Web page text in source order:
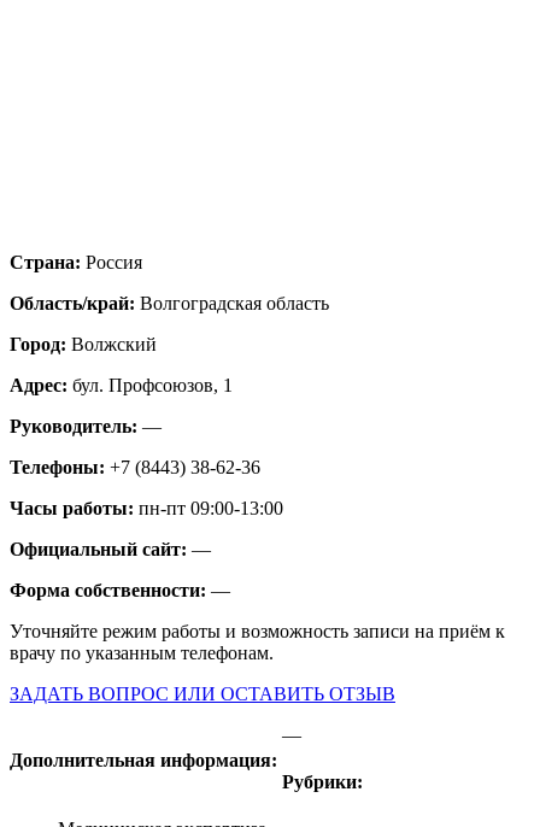
Страна: Россия
Область/край: Волгоградская область
Город: Волжский
Адрес: бул. Профсоюзов, 1
Руководитель: —
Телефоны: +7 (8443) 38-62-36
Часы работы: пн-пт 09:00-13:00
Официальный сайт: —
Форма собственности: —
Уточняйте режим работы и возможность записи на приём к
врачу по указанным телефонам.
ЗАДАТЬ ВОПРОС ИЛИ ОСТАВИТЬ ОТЗЫВ
Дополнительная информация:
—
Рубрики: